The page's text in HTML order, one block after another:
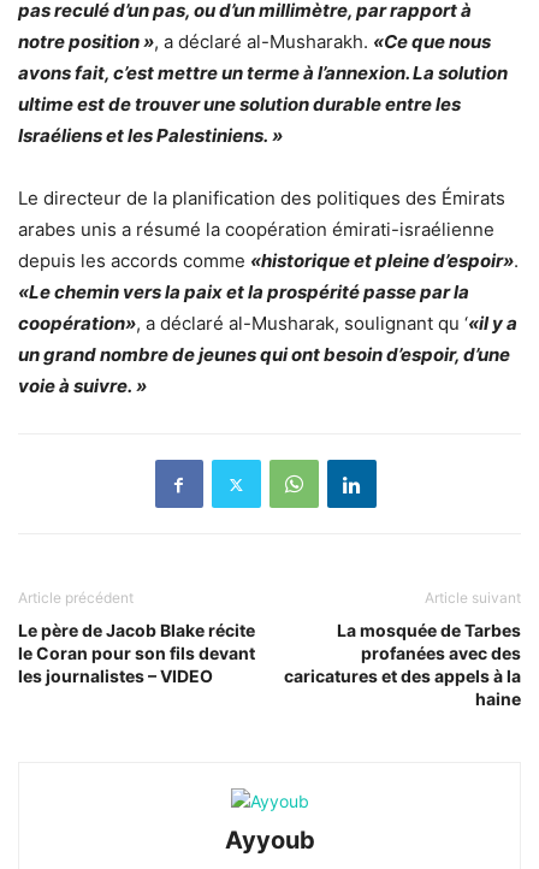
pas reculé d’un pas, ou d’un millimètre, par rapport à
notre position », a déclaré al-Musharakh. «Ce que nous
avons fait, c’est mettre un terme à l’annexion. La solution
ultime est de trouver une solution durable entre les
Israéliens et les Palestiniens. »
Le directeur de la planification des politiques des Émirats
arabes unis a résumé la coopération émirati-israélienne
depuis les accords comme «historique et pleine d’espoir».
«Le chemin vers la paix et la prospérité passe par la
coopération», a déclaré al-Musharak, soulignant qu ‘«il y a
un grand nombre de jeunes qui ont besoin d’espoir, d’une
voie à suivre. »
Article précédent
Le père de Jacob Blake récite
le Coran pour son fils devant
les journalistes – VIDEO
Article suivant
La mosquée de Tarbes
profanées avec des
caricatures et des appels à la
haine
Ayyoub